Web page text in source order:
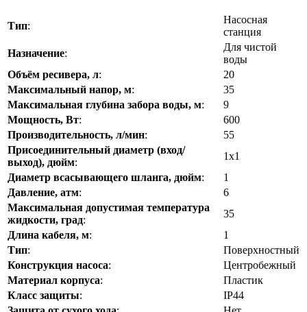
Тип:
Насосная
станция
Назначение:
Для чистой
воды
Объём ресивера, л:
20
Максимальный напор, м:
35
Максимальная глубина забора воды, м:
9
Мощность, Вт:
600
Производительность, л/мин:
55
Присоединительный диаметр (вход/
выход), дюйм:
1x1
Диаметр всасывающего шланга, дюйм:
1
Давление, атм:
6
Максимальная допустимая температура
жидкости, град:
35
Длина кабеля, м:
1
Тип:
Поверхностный
Конструкция насоса:
Центробежный
Материал корпуса:
Пластик
Класс защиты:
IP44